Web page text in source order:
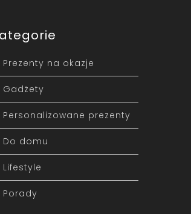
Prezenty na okazje
Gadżety
Personalizowane prezenty
Do domu
Lifestyle
Porady